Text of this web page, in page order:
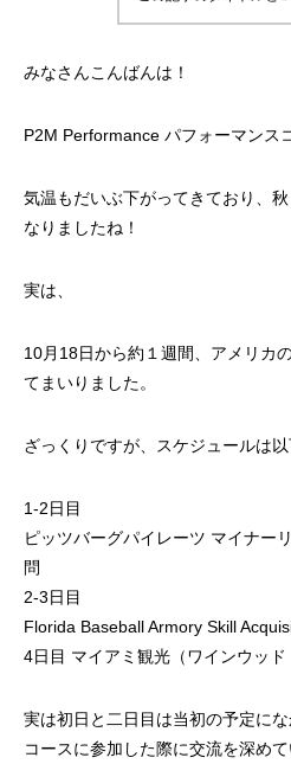
みなさんこんばんは！
P2M Performance パフォーマンス
気温もだいぶ下がってきており、
なりましたね！
実は、
10月18日から約１週間、アメリカ
てまいりました。
ざっくりですが、スケジュールは以
1-2日目
ピッツバーグパイレーツ マイナー
問
2-3日目
Florida Baseball Armory Skill
4日目 マイアミ観光（ワインウッド
実は初日と二日目は当初の予定に
コースに参加した際に交流を深め